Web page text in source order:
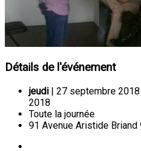
Détails de l'événement
jeudi | 27 septembre 2018
2018
Toute la journée
91 Avenue Aristide